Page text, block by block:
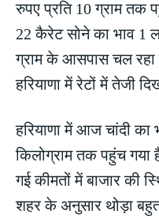
रुपए प्रति 10 ग्राम तक
22 कैरेट सोने का भाव 1
ग्राम के आसपास चल रहा
हरियाणा में रेटों में तेजी
हरियाणा में आज चांदी का
किलोग्राम तक पहुंच गया
गई कीमतों में बाजार की
शहर के अनुसार थोड़ा